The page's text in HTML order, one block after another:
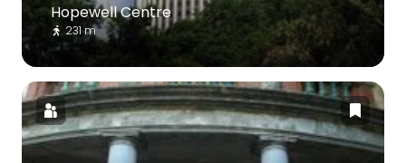
Hopewell Centre
231 m